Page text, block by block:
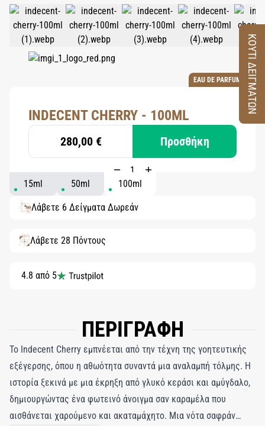
EAU DE PARFUM
INDECENT CHERRY - 100ML
280,00 € Προσθήκη
15ml 50ml 100ml
Λάβετε 6 Δείγματα Δωρεάν
Λάβετε 28 Πόντους
4.8 από 5
ΠΕΡΙΓΡΑΦΗ
Το Indecent Cherry εμπνέεται από την τέχνη της γοητευτικής
εξέγερσης, όπου η αθωότητα συναντά μια αναλαμπή τόλμης. Η
ιστορία ξεκινά με μια έκρηξη από γλυκό κεράσι και αμύγδαλο,
δημιουργώντας ένα φωτεινό άνοιγμα σαν καραμέλα που
αισθάνεται χαρούμενο και ακαταμάχητο. Μια νότα σαφράν
ΚΟΥΤΙ ΔΕΙΓΜΑΤΩΝ